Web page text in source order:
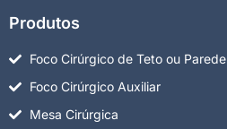
Produtos
Foco Cirúrgico de Teto ou Parede
Foco Cirúrgico Auxiliar
Mesa Cirúrgica